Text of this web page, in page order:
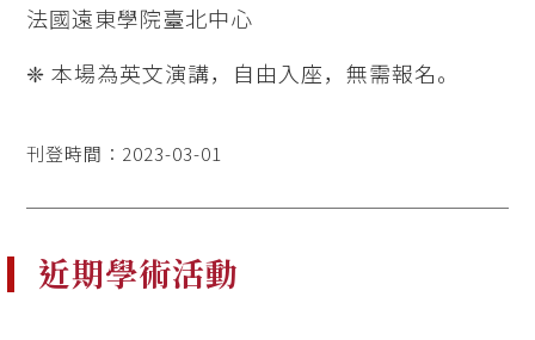
法國遠東學院臺北中心
❈ 本場為英文演講，自由入座，無需報名。
刊登時間：2023-03-01
近期學術活動